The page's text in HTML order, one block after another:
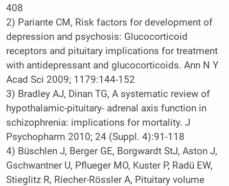
408
2) Pariante CM, Risk factors for development of
depression and psychosis: Glucocorticoid
receptors and pituitary implications for treatment
with antidepressant and glucocorticoids. Ann N Y
Acad Sci 2009; 1179:144-152
3) Bradley AJ, Dinan TG, A systematic review of
hypothalamic-pituitary- adrenal axis function in
schizophrenia: implications for mortality. J
Psychopharm 2010; 24 (Suppl. 4):91-118
4) Büschlen J, Berger GE, Borgwardt StJ, Aston J,
Gschwantner U, Pflueger MO, Kuster P, Radü EW,
Stieglitz R, Riecher-Rössler A, Pituitary volume